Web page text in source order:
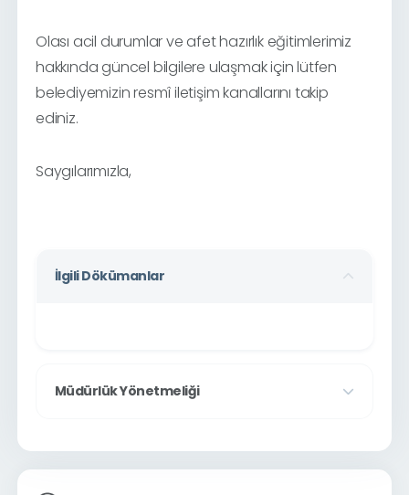
Olası acil durumlar ve afet hazırlık eğitimlerimiz
hakkında güncel bilgilere ulaşmak için lütfen
belediyemizin resmî iletişim kanallarını takip
ediniz.
Saygılarımızla,
İlgili Dökümanlar
Müdürlük Yönetmeliği